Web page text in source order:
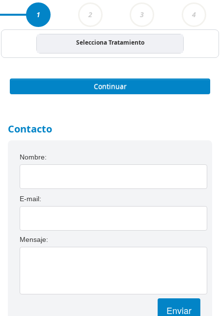
1 2 3 4
Selecciona Tratamiento
Continuar
Contacto
Nombre:
E-mail:
Mensaje:
Enviar